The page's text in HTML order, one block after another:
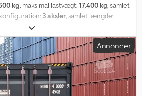
kg, maksimal lastvægt:17.400 kg, samlet
3 aksler, samlet længde:
, dækstørrelse:
sølvfarvet, geartype:mekanisk,
1.090 l/100 km , Egenvægt: 6.600 kg,
dæktype: 235/75 R17.5, 1. aksel: , 2. aksel: ,
Omgående indregistrering teknisk
kg, op til 30.000 kg. Nyttelast ca.: 17.400
ca.: 6.600 kg +/-
Annoncer